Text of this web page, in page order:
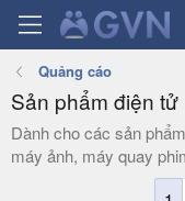
Quảng cáo
Sản phẩm điện tử
Dành cho các sản
máy ảnh, máy quay